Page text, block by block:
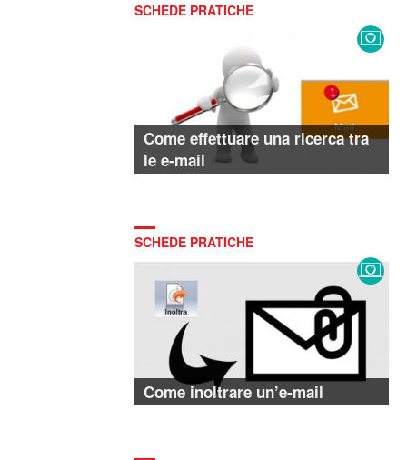
SCHEDE PRATICHE
Come effettuare una ricerca tra
le e-mail
SCHEDE PRATICHE
Come inoltrare un’e-mail